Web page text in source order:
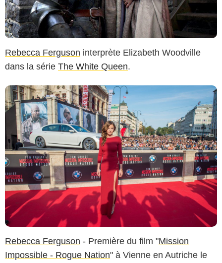
Rebecca Ferguson interprète Elizabeth Woodville
dans la série The White Queen.
Rebecca Ferguson - Première du film "Mission
Impossible - Rogue Nation" à Vienne en Autriche le